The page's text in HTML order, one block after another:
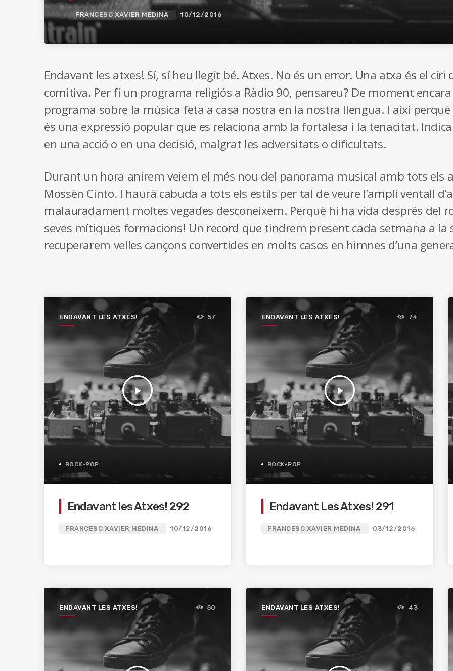
FRANCESC XAVIER MEDINA 10/12/2016
Endavant les atxes! Sí, sí heu llegit bé. Atxes. No és un error. Una atxa és el ciri
comitiva. Per fi un programa religiós a Ràdio 90, pensareu? De moment
programa sobre la música feta a casa nostra en la nostra llengua. I així
és una expressió popular que es relaciona amb la fortalesa i la tenacitat.
en una acció o en una decisió, malgrat les adversitats o dificultats.
Durant un hora anirem veiem el més nou del panorama musical amb tots els
Mossèn Cinto. I haurà cabuda a tots els estils per tal de veure l’ampli ventall
malauradament moltes vegades desconeixem. Perquè hi ha vida després del
seves mítiques formacions! Un record que tindrem present cada setmana a la
recuperarem velles cançons convertides en molts casos en himnes d’una
ENDAVANT LES ATXES!
play_arrow
57
ROCK-POP
Endavant les Atxes! 292
FRANCESC XAVIER MEDINA 10/12/2016
ENDAVANT LES ATXES!
play_arrow
74
ROCK-POP
Endavant Les Atxes! 291
FRANCESC XAVIER MEDINA 03/12/2016
ENDAVANT LES ATXES! 50 ENDAVANT LES ATXES! 43